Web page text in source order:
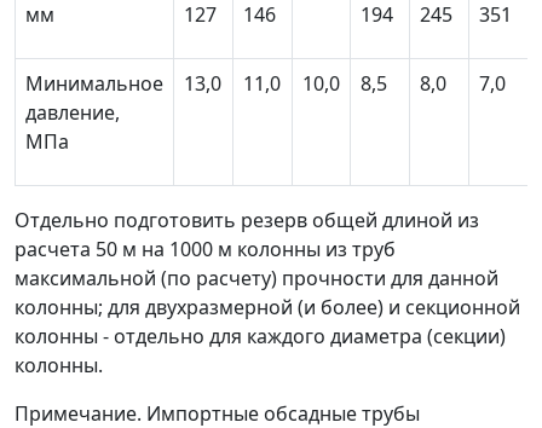
мм
127
146
194
245
351
Минимальное
давление,
МПа
13,0 11,0 10,0 8,5 8,0 7,0
Отдельно подготовить резерв общей длиной из
расчета 50 м на 1000 м колонны из труб
максимальной (по расчету) прочности для данной
колонны; для двухразмерной (и более) и секционной
колонны - отдельно для каждого диаметра (секции)
колонны.
Примечание. Импортные обсадные трубы